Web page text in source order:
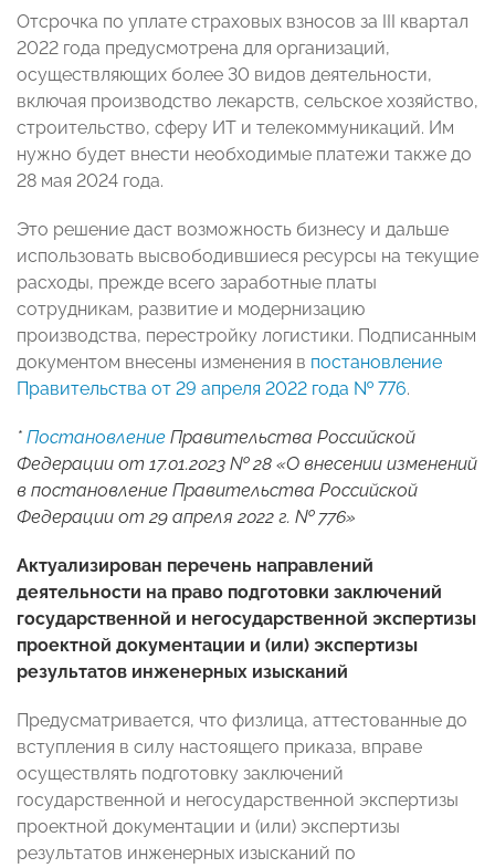
Отсрочка по уплате страховых взносов за III квартал
2022 года предусмотрена для организаций,
осуществляющих более 30 видов деятельности,
включая производство лекарств, сельское хозяйство,
строительство, сферу ИТ и телекоммуникаций. Им
нужно будет внести необходимые платежи также до
28 мая 2024 года.
Это решение даст возможность бизнесу и дальше
использовать высвободившиеся ресурсы на текущие
расходы, прежде всего заработные платы
сотрудникам, развитие и модернизацию
производства, перестройку логистики. Подписанным
документом внесены изменения в постановление
Правительства от 29 апреля 2022 года № 776.
* Постановление Правительства Российской
Федерации от 17.01.2023 № 28 «О внесении изменений
в постановление Правительства Российской
Федерации от 29 апреля 2022 г. № 776»
Актуализирован перечень направлений
деятельности на право подготовки заключений
государственной и негосударственной экспертизы
проектной документации и (или) экспертизы
результатов инженерных изысканий
Предусматривается, что физлица, аттестованные до
вступления в силу настоящего приказа, вправе
осуществлять подготовку заключений
государственной и негосударственной экспертизы
проектной документации и (или) экспертизы
результатов инженерных изысканий по